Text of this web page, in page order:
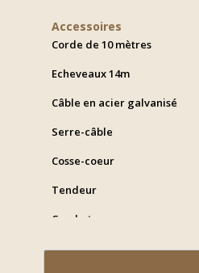
Accessoires
Corde de 10 mètres
Echeveaux 14m
Câble en acier galvanisé
Serre-câble
Cosse-coeur
Tendeur
Crochet gymnase
Mousquetons